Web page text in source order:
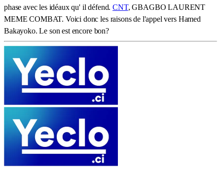
phase avec les idéaux qu' il défend.CNT, GBAGBO LAURENT
MEME COMBAT. Voici donc les raisons de l'appel vers Hamed
Bakayoko. Le son est encore bon?